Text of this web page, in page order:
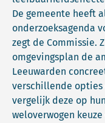
De gemeente heeft
onderzoeksagenda
zegt de Commissie.
omgevingsplan de
Leeuwarden
verschillende
vergelijk deze op
weloverwogen